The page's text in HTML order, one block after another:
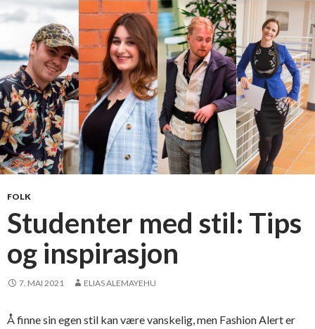
FOLK
Studenter med stil: Tips
og inspirasjon
7. MAI 2021 ELIAS ALEMAYEHU
Å finne sin egen stil kan være vanskelig, men Fashion Alert er